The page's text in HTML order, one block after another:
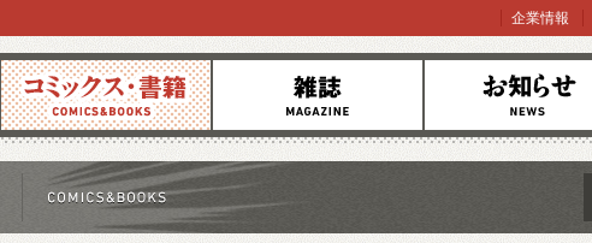
コミックス 雑誌 お知らせ
企業情報